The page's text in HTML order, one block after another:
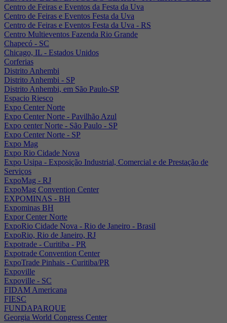
Centro de Feiras e Eventos da Festa da Uva
Centro de Feiras e Eventos Festa da Uva
Centro de Feiras e Eventos Festa da Uva - RS
Centro Multieventos Fazenda Rio Grande
Chapecó - SC
Chicago, IL - Estados Unidos
Corferias
Distrito Anhembi
Distrito Anhembi - SP
Distrito Anhembi, em São Paulo-SP
Espacio Riesco
Expo Center Norte
Expo Center Norte - Pavilhão Azul
Expo center Norte - São Paulo - SP
Expo Center Norte - SP
Expo Mag
Expo Rio Cidade Nova
Expo Usipa - Exposição Industrial, Comercial e de Prestação de
Serviços
ExpoMag - RJ
ExpoMag Convention Center
EXPOMINAS - BH
Expominas BH
Expor Center Norte
ExpoRio Cidade Nova - Rio de Janeiro - Brasil
ExpoRio, Rio de Janeiro, RJ
Expotrade - Curitiba - PR
Expotrade Convention Center
ExpoTrade Pinhais - Curitiba/PR
Expoville
Expoville - SC
FIDAM Americana
FIESC
FUNDAPARQUE
Georgia World Congress Center